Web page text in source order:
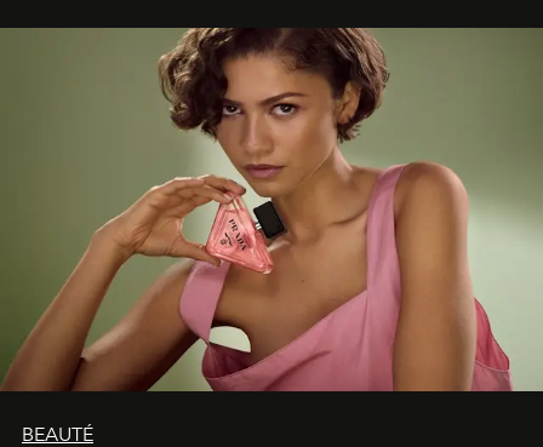
émerveillement.
BEAUTÉ